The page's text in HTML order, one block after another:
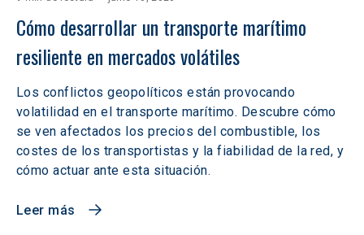
Cómo desarrollar un transporte marítimo
resiliente en mercados volátiles
Los conflictos geopolíticos están provocando
volatilidad en el transporte marítimo. Descubre cómo
se ven afectados los precios del combustible, los
costes de los transportistas y la fiabilidad de la red, y
cómo actuar ante esta situación.
Leer más